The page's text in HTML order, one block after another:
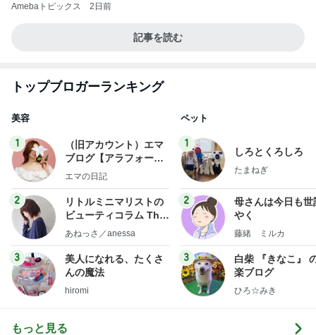
Amebaトピックス 2日前
記事を読む
トップブロガーランキング
美容
1
（旧アカウント）エマ
ブログ【アラフォー会
社売却セカンドライ
エマの日記
2
リトルミニマリストの
ビューティコラム The
little minimalist's bea
あねっさ／anessa
3
美人になれる、たくさ
んの魔法
hiromi
ペット
1
しろとくろしろ
たまねぎ
2
母さんは今日も世
やく
藤緒 ミルカ
3
白柴 『きなこ』
楽ブログ
ひろ☆みき
もっと見る